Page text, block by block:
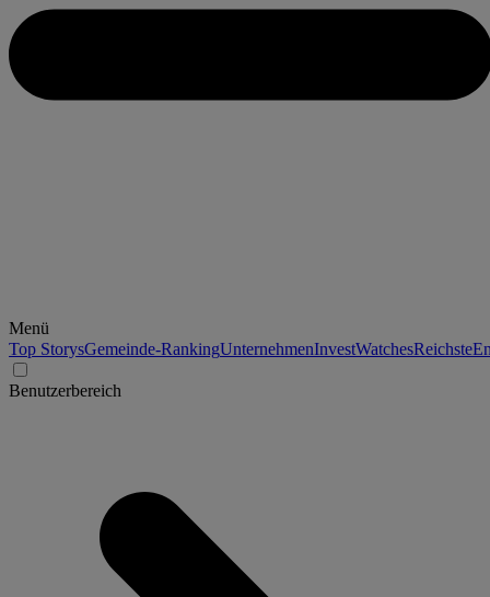
Menü
Top StorysGemeinde-RankingUnternehmenInvestWatchesReichste
Benutzerbereich